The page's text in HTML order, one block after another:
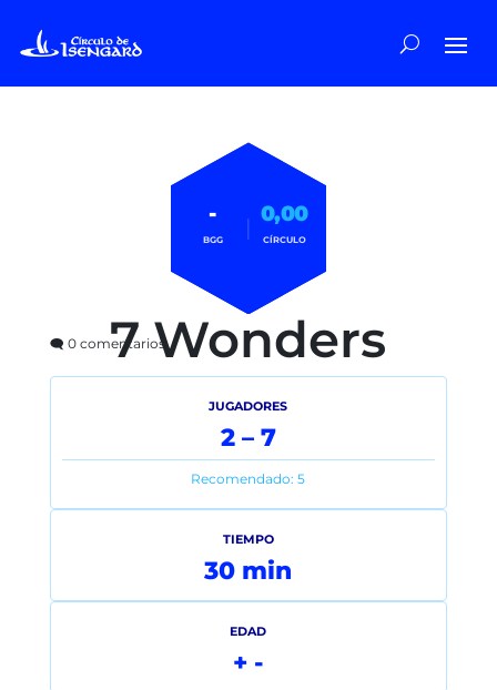
-
BGG |
0,00
CÍRCULO
7 Wonders
🗨️ 0 comentarios
JUGADORES
2 – 7
Recomendado: 5
TIEMPO
30 min
EDAD
+ -